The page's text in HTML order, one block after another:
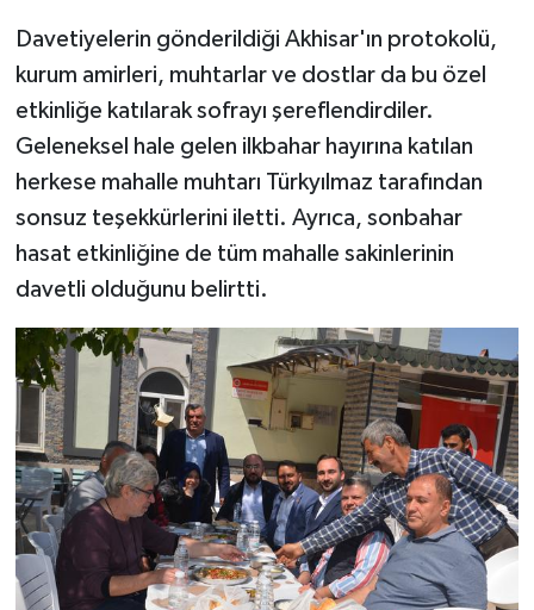
Davetiyelerin gönderildiği Akhisar'ın protokolü,
kurum amirleri, muhtarlar ve dostlar da bu özel
etkinliğe katılarak sofrayı şereflendirdiler.
Geleneksel hale gelen ilkbahar hayırına katılan
herkese mahalle muhtarı Türkyılmaz tarafından
sonsuz teşekkürlerini iletti. Ayrıca, sonbahar
hasat etkinliğine de tüm mahalle sakinlerinin
davetli olduğunu belirtti.